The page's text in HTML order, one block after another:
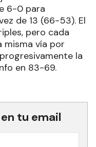
6-0 para
de 13 (66-53). El
pero cada
vía por
la
en 83-69.
tu email